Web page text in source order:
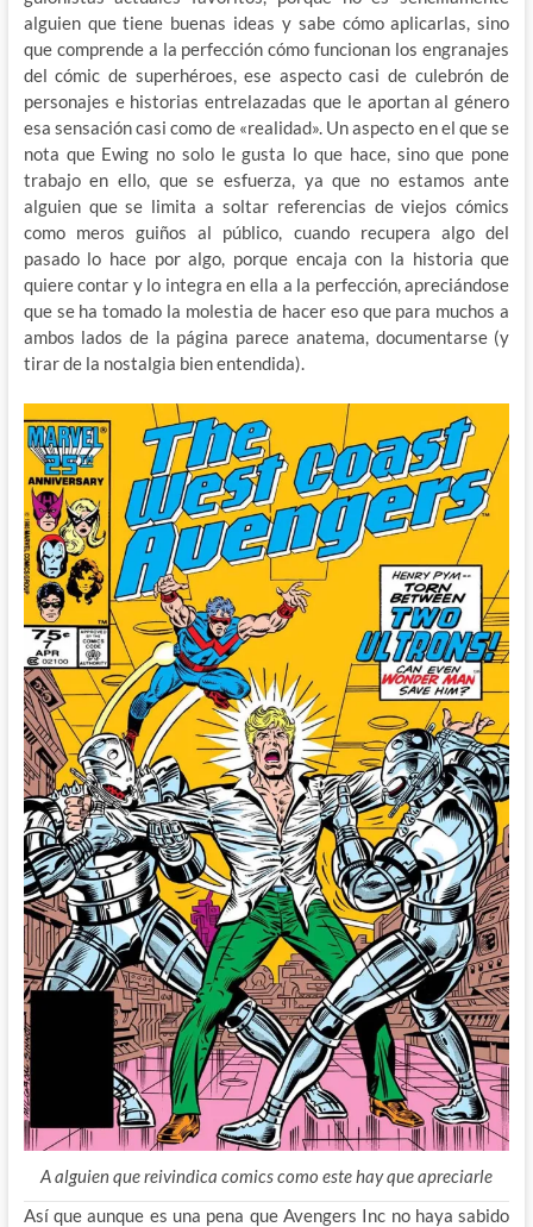
alguien que tiene buenas ideas y sabe cómo aplicarlas, sino
que comprende a la perfección cómo funcionan los engranajes
del cómic de superhéroes, ese aspecto casi de culebrón de
personajes e historias entrelazadas que le aportan al género
esa sensación casi como de «realidad». Un aspecto en el que se
nota que Ewing no solo le gusta lo que hace, sino que pone
trabajo en ello, que se esfuerza, ya que no estamos ante
alguien que se limita a soltar referencias de viejos cómics
como meros guiños al público, cuando recupera algo del
pasado lo hace por algo, porque encaja con la historia que
quiere contar y lo integra en ella a la perfección, apreciándose
que se ha tomado la molestia de hacer eso que para muchos a
ambos lados de la página parece anatema, documentarse (y
tirar de la nostalgia bien entendida).
A alguien que reivindica comics como este hay que apreciarle
Así que aunque es una pena que Avengers Inc no haya sabido